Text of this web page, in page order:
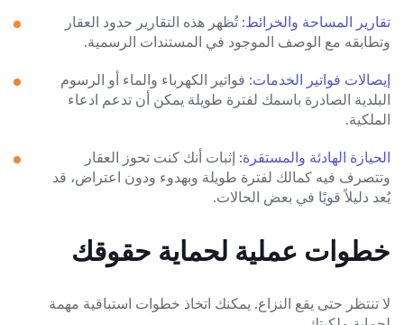
تقارير المساحة والخرائط: تُظهر هذه التقارير حدود العقار
وتطابقه مع الوصف الموجود في المستندات الرسمية.
إيصالات فواتير الخدمات: فواتير الكهرباء والماء أو الرسوم
البلدية الصادرة باسمك لفترة طويلة يمكن أن تدعم ادعاء
الملكية.
الحيازة الهادئة والمستقرة: إثبات أنك كنت تحوز العقار
وتتصرف فيه كمالك لفترة طويلة وبهدوء ودون اعتراض، قد
يُعد دليلاً قويًا في بعض الحالات.
خطوات عملية لحماية حقوقك
لا تنتظر حتى يقع النزاع. يمكنك اتخاذ خطوات استباقية مهمة